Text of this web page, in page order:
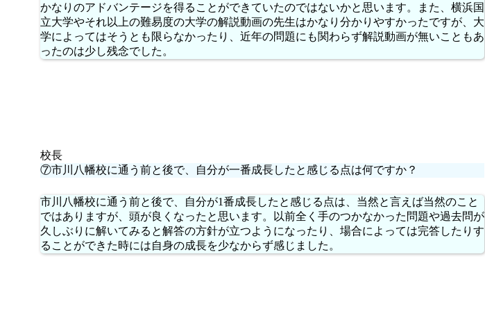
かなりのアドバンテージを得ることができていたのではないかと思います。また、横浜国
立大学やそれ以上の難易度の大学の解説動画の先生はかなり分かりやすかったですが、大
学によってはそうとも限らなかったり、近年の問題にも関わらず解説動画が無いこともあ
ったのは少し残念でした。
校長
⑦市川八幡校に通う前と後で、自分が一番成長したと感じる点は何ですか？
市川八幡校に通う前と後で、自分が1番成長したと感じる点は、当然と言えば当然のこと
ではありますが、頭が良くなったと思います。以前全く手のつかなかった問題や過去問が
久しぶりに解いてみると解答の方針が立つようになったり、場合によっては完答したりす
ることができた時には自身の成長を少なからず感じました。